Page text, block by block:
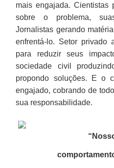
mais engajada. Cientistas
sobre o problema,
Jornalistas gerando
enfrentá-lo. Setor privado
para reduzir seus
sociedade civil
propondo soluções. E o
engajado, cobrando de
sua responsabilidade.